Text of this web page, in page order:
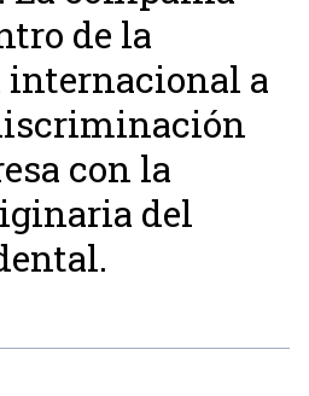
de la
a
con la
del